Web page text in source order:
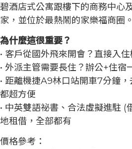
碧酒店式公寓跟樓下的商務中心
家，並位於最熱鬧的家樂福商圈。
為什麼這很重要？
• 客戶從國外飛來開會？直接入
• 外派主管需要長住？辦公+住宿
• 距離機捷A9林口站開車7分鐘
都超方便
• 中英雙語祕書、合法虛擬進駐 (
地租借，全部都有
價格參考：